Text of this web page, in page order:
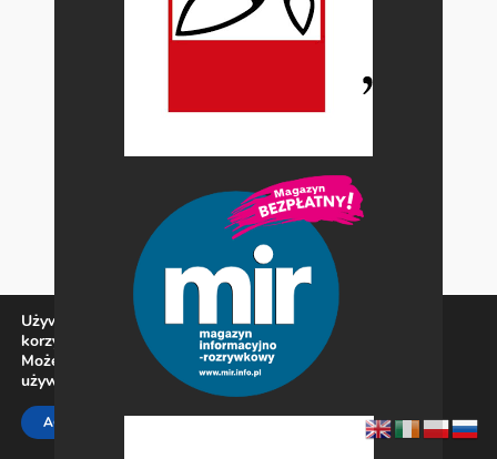
Używamy ciasteczek, aby zapewnić najlepszą jakość
korzystania z naszej witryny.
Możesz dowiedzieć się więcej o tym, jakich ciasteczek
używamy, lub wyłączyć je wustawieniach
ACCEPT Zamknij panel